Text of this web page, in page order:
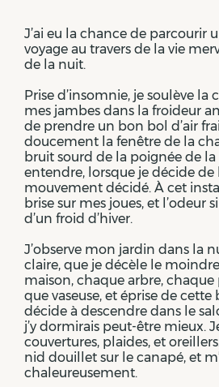
J’ai eu la chance de parcourir
voyage au travers de la vie
de la nuit.
Prise d’insomnie, je soulève la
mes jambes dans la froideur
de prendre un bon bol d’air
doucement la fenêtre de la
bruit sourd de la poignée de la
entendre, lorsque je décide de
mouvement décidé. À cet
brise sur mes joues, et l’odeur
d’un froid d’hiver.
J’observe mon jardin dans la
claire, que je décèle le
maison, chaque arbre, chaque
que vaseuse, et éprise de cette
décide à descendre dans le
j’y dormirais peut-être mieux.
couvertures, plaides, et
nid douillet sur le canapé, et
chaleureusement.